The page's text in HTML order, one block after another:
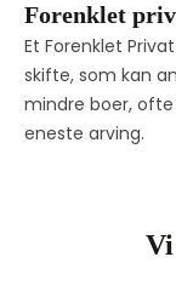
Forenklet
Et Forenklet
skifte, som kan
mindre boer,
eneste arving.